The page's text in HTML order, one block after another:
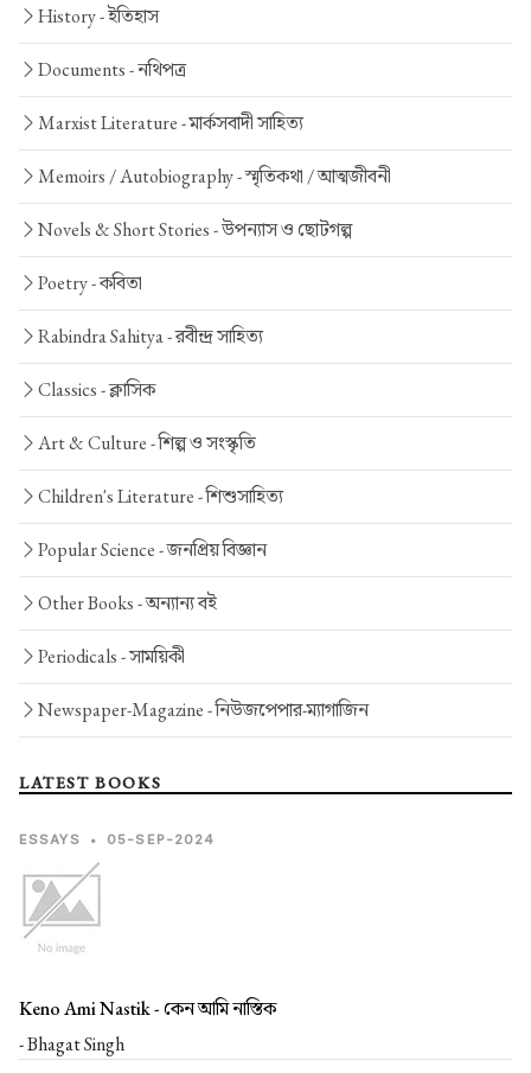
History -ইতিহাস
Documents -নথিপত্র
Marxist Literature -মার্কসবাদী সাহিত্য
Memoirs / Autobiography -স্মৃতিকথা / আত্মজীবনী
Novels & Short Stories -উপন্যাস ও ছোটগল্প
Poetry -কবিতা
Rabindra Sahitya -রবীন্দ্র সাহিত্য
Classics -ক্লাসিক
Art & Culture -শিল্প ও সংস্কৃতি
Children's Literature -শিশুসাহিত্য
Popular Science -জনপ্রিয় বিজ্ঞান
Other Books -অন্যান্য বই
Periodicals -সাময়িকী
Newspaper-Magazine -নিউজপেপার-ম্যাগাজিন
LATEST BOOKS
ESSAYS • 05-SEP-2024
Keno Ami Nastik -কেন আমি নাস্তিক
- Bhagat Singh